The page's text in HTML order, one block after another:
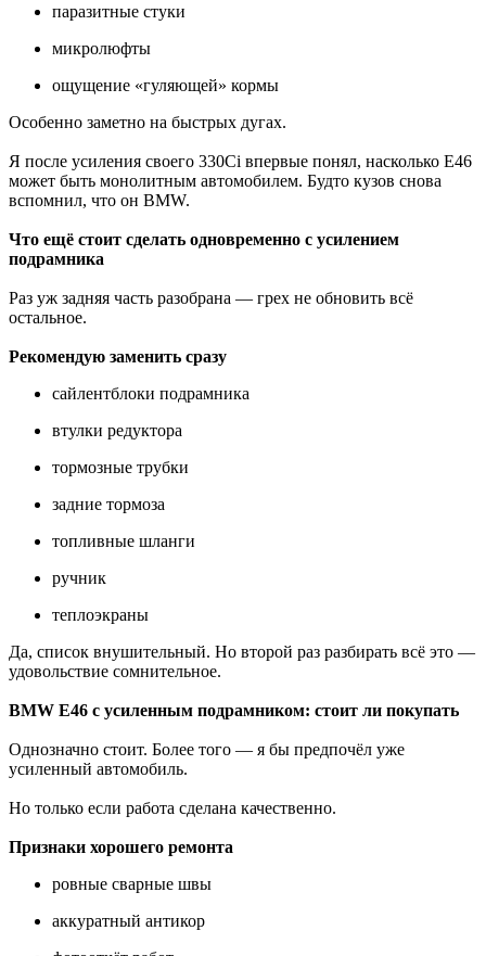
паразитные стуки
микролюфты
ощущение «гуляющей» кормы
Особенно заметно на быстрых дугах.
Я после усиления своего 330Ci впервые понял, насколько E46
может быть монолитным автомобилем. Будто кузов снова
вспомнил, что он BMW.
Что ещё стоит сделать одновременно с усилением
подрамника
Раз уж задняя часть разобрана — грех не обновить всё
остальное.
Рекомендую заменить сразу
сайлентблоки подрамника
втулки редуктора
тормозные трубки
задние тормоза
топливные шланги
ручник
теплоэкраны
Да, список внушительный. Но второй раз разбирать всё это —
удовольствие сомнительное.
BMW E46 с усиленным подрамником: стоит ли покупать
Однозначно стоит. Более того — я бы предпочёл уже
усиленный автомобиль.
Но только если работа сделана качественно.
Признаки хорошего ремонта
ровные сварные швы
аккуратный антикор